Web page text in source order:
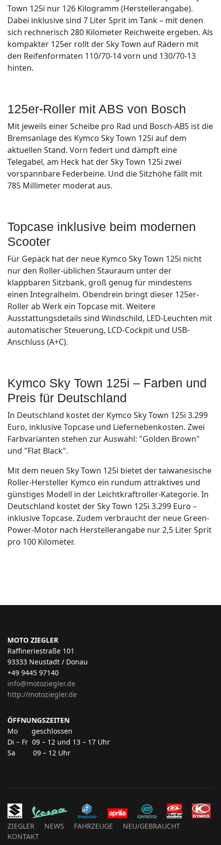
Town 125i nur 126 Kilogramm (Herstellerangabe).
Dabei inklusive sind 7 Liter Sprit im Tank – mit denen
sich rechnerisch 280 Kilometer Reichweite ergeben. Als
kompakter 125er rollt der Sky Town auf Rädern mit
den Reifenformaten 110/70-14 vorn und 130/70-13
hinten.
125er-Roller mit ABS von Bosch
Mit jeweils einer Scheibe pro Rad und Bosch-ABS ist die
Bremsanlage des Kymco Sky Town 125i auf dem
aktuellen Stand. Vorn federt und dämpft eine
Telegabel, am Heck hat der Sky Town 125i zwei
vorspannbare Federbeine. Und die Sitzhöhe fällt mit
785 Millimeter moderat aus.
Topcase inklusive beim modernen
Scooter
Für Gepäck hat der neue Kymco Sky Town 125i nicht
nur den Roller-üblichen Stauraum unter der
klappbaren Sitzbank, groß genug für mindestens
einen Integralhelm. Obendrein bringt dieser 125er-
Roller ab Werk ein Topcase mit. Weitere
Ausstattungsdetails sind Windschild, LED-Leuchten mit
automatischer Steuerung, LCD-Cockpit und USB-
Anschluss (A+C).
Kymco Sky Town 125i – Farben und
Preis für Deutschland
In Deutschland kostet der Kymco Sky Town 125i 3.299
Euro, inklusive Topcase und Liefernebenkosten. Zwei
Farbvarianten stehen zur Auswahl: "Golden Brown"
und "Flat Black".
Mit dem neuen Sky Town 125i bietet der taiwanesische
Roller-Hersteller Kymco ein rundum attraktives und
günstiges Modell in der Leichtkraftroller-Kategorie. In
Deutschland kostet der Sky Town 125i 3.299 Euro –
inklusive Topcase. Zudem verbraucht der neue Green-
Power-Motor nach Herstellerangabe nur 2,5 Liter Sprit
pro 100 Kilometer.
MOTO ZIEGLER
Raffineriestraße 101
93333 Neustadt / Donau
+49 9445 97140
info@motoziegler.de
http://motoziegler.de
ÖFFNUNGSZEITEN
Mo geschlossen
Di – Fr 09 – 12 und 13 – 17 Uhr
Sa 09 – 12 Uhr
ZIEGLER NEWS FAHRZEUGE
NEU/GEBRAUCHT
KONTAKT